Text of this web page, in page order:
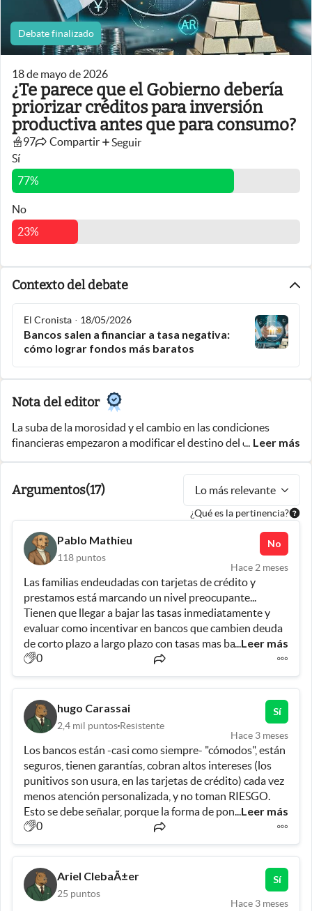
Infotechnology
Clase
Mundial 2026
Eventos Corporativos
El Cronista Studio
Mediakit
abre en nueva pestaña
18 de mayo de 2026
¿Te parece que el Gobierno debería
priorizar créditos para inversión
productiva antes que para consumo?
97 Compartir
Seguir
Sí
77%
No
23%
Debate finalizado
Contexto del debate
El Cronista · 18/05/2026
Bancos salen a financiar a tasa negativa:
cómo lograr fondos más baratos
Nota del editor
La suba de la morosidad y el cambio en las condiciones
financieras empezaron a modificar el destino del crédito en
consumo, crecieron las líneas de financiamiento orientadas a
empresas, especialmente para inversión en logística,
maquinaria y equipamiento productivo. El debate pasa por
cuál debería ser hoy la prioridad del crédito en la economía.
Mientras algunos sostienen que incentivar la inversión
productiva puede ayudar a generar crecimiento sostenido y
empleo, otros advierten que una menor expansión del
crédito al consumo también puede afectar la actividad
económica y la recuperación de distintos sectores.
... Leer más
Argumentos(17) Lo más relevante
¿Qué es la pertinencia?
Pablo Mathieu
118 puntos
No
Hace 2 meses
Las familias endeudadas con tarjetas de crédito y
prestamos está marcando un nivel preocupante...
Tienen que llegar a bajar las tasas inmediatamente y
evaluar como incentivar en bancos que cambien deuda
de corto plazo a largo plazo con tasas mas bajas. Y por
supuesto que son necesarios prestamos para inversión
productiva para las empresas PyMe. Ya hace mucho
tiempo que la gente se esta esforzando, muchos
quemando dólares para poder pagar el día a día. Esta
política de dólar detenido artificialmente en niveles
ridículos lejos de la inflación con tasas altas, liquida la
única alternativa de la clase media ya baja para
recuperarse de las deudas. La piramide de NSE ya es
muy preocupante... Van a llegar a las elecciones con
todos a las puteadas, casi lo mismo que hizo Macri con
la gente al subirle ganancias habiendo jurado que hacia
lo contrario pero de diferente forma... Que no se pierda
el esfuerzo que todos venimos haciendo.
...Leer más
0
hugo Carassai
2,4 mil puntos Resistente
Sí
Hace 3 meses
Los bancos están -casi como siempre- "cómodos", están
seguros, tienen garantías, cobran altos intereses (los
punitivos son usura, en las tarjetas de crédito) cada vez
menos atención personalizada, y no toman RIESGO.
Esto se debe señalar, porque la forma de poner en
marcha el CIRCULO VIRTUOSO de la economía es con
"crédito", (porque falta FLUJO) pero aun los proyectos
con buena TIR, no tienen positiva respuesta, porque el
sistema financiero (y bancario) sigue con la tendencia
de ser afectos al "patrimonio del que pide el crédito"
(deudor), es decir VALUAN LAS GARANTIAS REALES, y
...Leer más
0
Ariel ClebaÃ±er
25 puntos
Sí
Hace 3 meses